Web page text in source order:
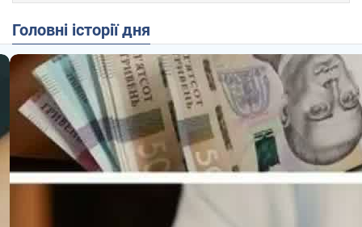
Головні історії дня